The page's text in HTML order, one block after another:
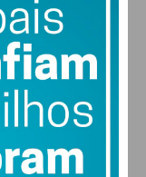
30
TER
ALTERAR